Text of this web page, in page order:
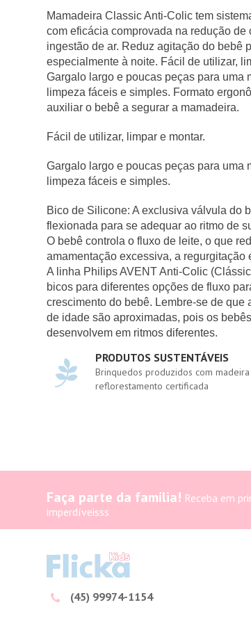
Mamadeira Classic Anti-Colic tem
com eficácia comprovada na redução de
ingestão de ar. Reduz agitação do bebê
especialmente à noite. Fácil de utilizar,
Gargalo largo e poucas peças para uma
limpeza fáceis e simples. Formato
auxiliar o bebê a segurar a mamadeira.
Fácil de utilizar, limpar e montar.
Gargalo largo e poucas peças para uma
limpeza fáceis e simples.
Bico de Silicone: A exclusiva válvula do
flexionada para se adequar ao ritmo de
O bebê controla o fluxo de leite, o que
amamentação excessiva, a regurgitação
A linha Philips AVENT Anti-Colic
bicos para diferentes opções de fluxo
crescimento do bebê. Lembre-se de que
de idade são aproximadas, pois os
desenvolvem em ritmos diferentes.
PRODUTOS SUSTENTÁVEIS
Brinquedos produzidos com
reflorestamento certificada
Faça parte da família! Receba em
imperdíveisss
(45) 99974-1154